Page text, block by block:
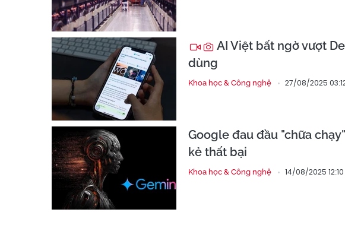
AI Việt bất ngờ vượt
dùng
Khoa học & Công nghệ 27/08/2025
Google đau đầu "chữa
kẻ thất bại
Khoa học & Công nghệ 14/08/2025 12:10